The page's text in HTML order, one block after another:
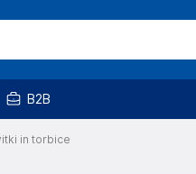
B2B
in torbice